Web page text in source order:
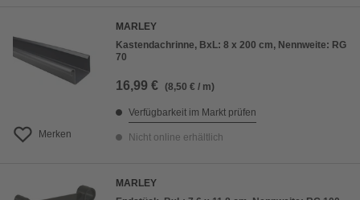
Merken
MARLEY
Kastendachrinne, BxL: 8 x 200 cm, Nennweite: RG
70
16,99 € (8,50 € / m)
Verfügbarkeit im Markt prüfen
Nicht online erhältlich
MARLEY